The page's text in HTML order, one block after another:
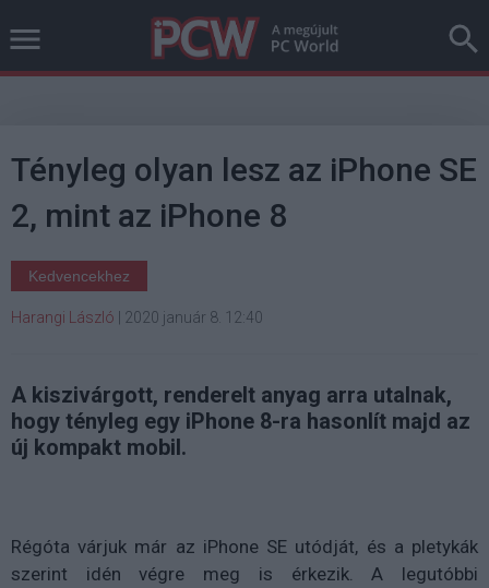
Tényleg olyan lesz az iPhone SE
2, mint az iPhone 8
Kedvencekhez
Harangi László 2020 január 8. 12:40
A kiszivárgott, renderelt anyag arra utalnak,
hogy tényleg egy iPhone 8-ra hasonlít majd az
új kompakt mobil.
Régóta várjuk már az iPhone SE utódját, és a pletykák
szerint idén végre meg is érkezik. A legutóbbi